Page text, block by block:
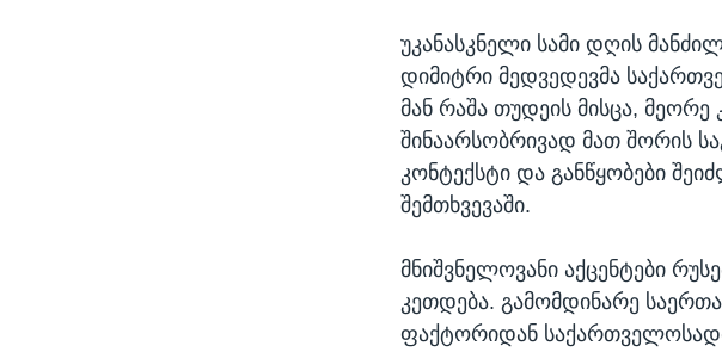
უკანასკნელი სამი დღის
დიმიტრი მედვედევმა
მან რაშა თუდეის მისცა, მეორე
შინაარსობრივად მათ შორის
კონტექსტი და განწყობები
შემთხვევაში.
მნიშვნელოვანი აქცენტები
კეთდება. გამომდინარე
ფაქტორიდან